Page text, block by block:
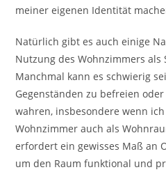
meiner eigenen Identität
Natürlich gibt es auch einige
Nutzung des Wohnzimmers als
Manchmal kann es schwierig
Gegenständen zu befreien
wahren, insbesondere wenn
Wohnzimmer auch als
erfordert ein gewisses Maß an
um den Raum funktional und